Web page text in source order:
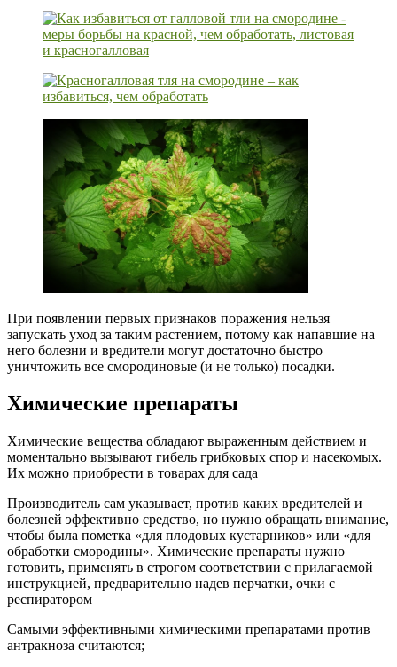
При появлении первых признаков поражения нельзя
запускать уход за таким растением, потому как напавшие на
него болезни и вредители могут достаточно быстро
уничтожить все смородиновые (и не только) посадки.
Химические препараты
Химические вещества обладают выраженным действием и
моментально вызывают гибель грибковых спор и насекомых.
Их можно приобрести в товарах для сада
Производитель сам указывает, против каких вредителей и
болезней эффективно средство, но нужно обращать внимание,
чтобы была пометка «для плодовых кустарников» или «для
обработки смородины». Химические препараты нужно
готовить, применять в строгом соответствии с прилагаемой
инструкцией, предварительно надев перчатки, очки с
респиратором
Самыми эффективными химическими препаратами против
антракноза считаются;